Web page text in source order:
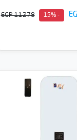
- 15%
EGP 11278
أضف إلى السلة